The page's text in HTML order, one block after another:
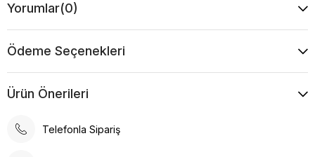
Yorumlar(0)
Ödeme Seçenekleri
Ürün Önerileri
Telefonla Sipariş